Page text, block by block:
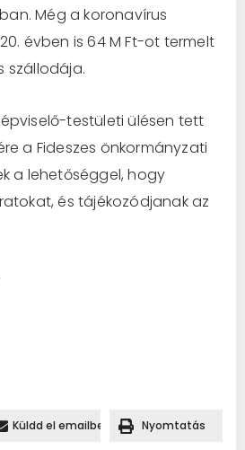
Még a koronavírus
évben is 64 M Ft-ot termelt
szállodája.
testületi ülésen tett
a Fideszes önkormányzati
a lehetőséggel, hogy
és tájékozódjanak az
Küldd el emailben Nyomtatás